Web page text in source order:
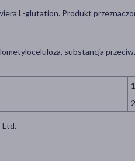
L-glutation. Produkt
substancja
Ltd.